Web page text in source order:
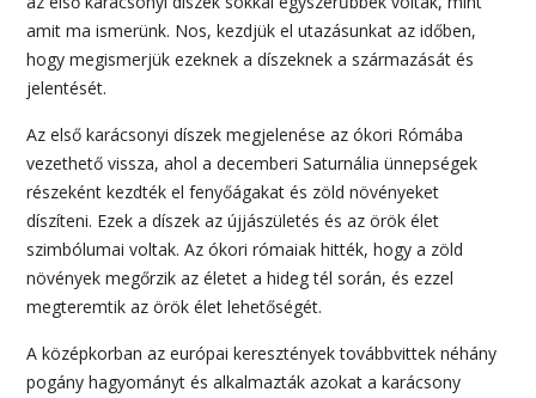
amit ma ismerünk. Nos, kezdjük el utazásunkat az időben,
hogy megismerjük ezeknek a díszeknek a származását és
jelentését.
Az első karácsonyi díszek megjelenése az ókori Rómába
vezethető vissza, ahol a decemberi Saturnália ünnepségek
részeként kezdték el fenyőágakat és zöld növényeket
díszíteni. Ezek a díszek az újjászületés és az örök élet
szimbólumai voltak. Az ókori rómaiak hitték, hogy a zöld
növények megőrzik az életet a hideg tél során, és ezzel
megteremtik az örök élet lehetőségét.
A középkorban az európai keresztények továbbvittek néhány
pogány hagyományt és alkalmazták azokat a karácsony